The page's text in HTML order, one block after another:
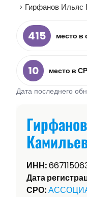
> Гирфанов Ильяс
415 место в
10
место в
Дата последнего
ИНН:
Дата
СРО: